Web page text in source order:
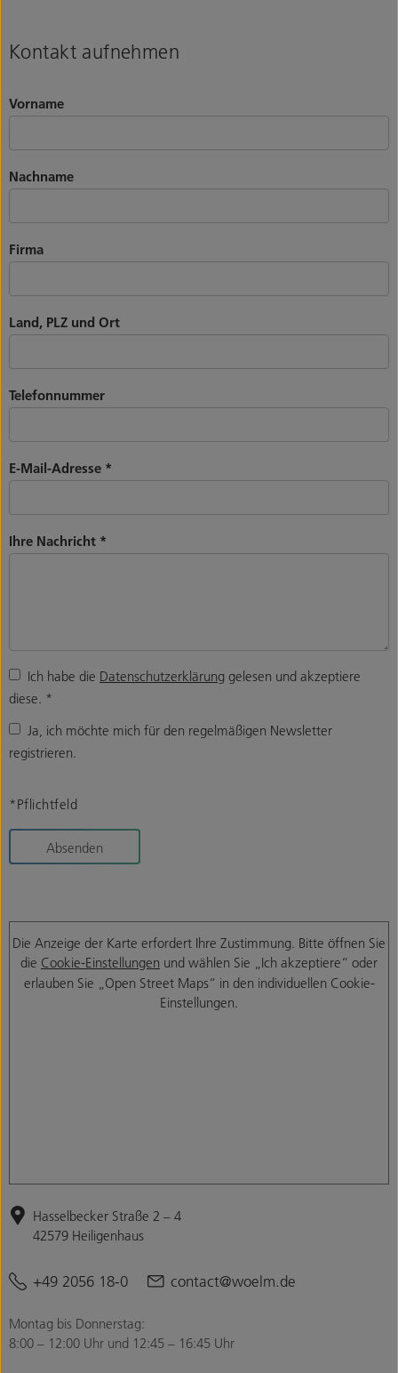
Kontakt aufnehmen
Vorname
Nachname
Firma
Land, PLZ und Ort
Telefonnummer
E-Mail-Adresse *
Ihre Nachricht *
Ich habe die Datenschutzerklärung gelesen und akzeptiere
diese. *
Ja, ich möchte mich für den regelmäßigen Newsletter
registrieren.
*Pflichtfeld
Absenden
Die Anzeige der Karte erfordert Ihre Zustimmung. Bitte öffnen Sie
die Cookie-Einstellungen und wählen Sie „Ich akzeptiere“ oder
erlauben Sie „Open Street Maps“ in den individuellen Cookie-
Einstellungen.
Hasselbecker Straße 2 – 4
42579 Heiligenhaus
+49 2056 18-0 contact@woelm.de
Montag bis Donnerstag:
8:00 – 12:00 Uhr und 12:45 – 16:45 Uhr